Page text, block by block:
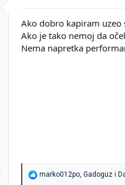
Ako dobro kapiram uzeo
Ako je tako nemoj da
Nema napretka
R
marko012po, Gadoguz i